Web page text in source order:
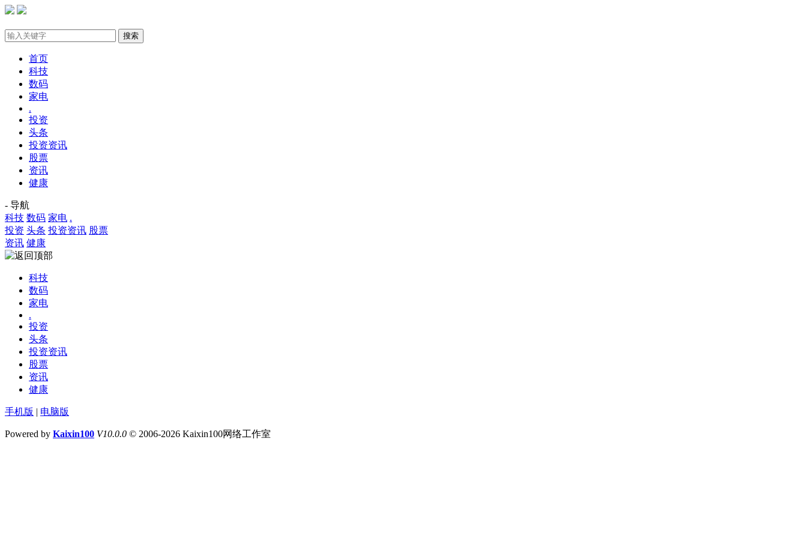
首页
科技
数码
家电
.
投资
头条
投资资讯
股票
资讯
健康
- 导航
科技 数码 家电 .
投资 头条 投资资讯 股票
资讯 健康
科技
数码
家电
.
投资
头条
投资资讯
股票
资讯
健康
手机版 | 电脑版
Powered by Kaixin100 V10.0.0 © 2006-2026 Kaixin100网络工作室